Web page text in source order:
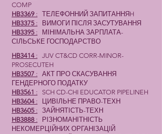
COMP
HB3369 : ТЕЛЕФОННИЙ ЗАПИТАННЯH
HB3375 :
ВИМОГИ ПІСЛЯ ЗАСУТУВАННЯ
HB3395 :
МІНІМАЛЬНА ЗАРПЛАТА-
СІЛЬСЬКЕ ГОСПОДАРСТВО
HB3414 : JUV CT&CD CORR-MINOR-
PROSECUTEH
HB3507 : АКТ ПРО СКАСУВАННЯ
ГЕНДЕРНОГО ПОДАТКУ
HB3561 :
SCH CD-CHI EDUCATOR PIPELINEH
HB3604 :
ЦИВІЛЬНЕ ПРАВО-ТЕХН
HB3605 : ЗАЙНЯТІСТЬ-ТЕХН
HB3888 :
РІЗНОМАНІТНІСТЬ
НЕКОМЕРЦІЙНИХ ОРГАНІЗАЦІЙ